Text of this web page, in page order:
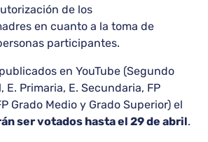
de los
en cuanto a la toma de
participantes.
en YouTube (Segundo
E. Primaria, E. Secundaria, FP
Grado Medio y Grado Superior) el
ser votados hasta el 29 de abril.